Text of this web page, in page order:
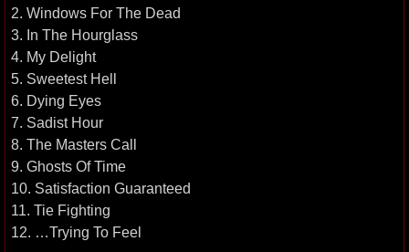
2. Windows For The Dead
3. In The Hourglass
4. My Delight
5. Sweetest Hell
6. Dying Eyes
7. Sadist Hour
8. The Masters Call
9. Ghosts Of Time
10. Satisfaction Guaranteed
11. Tie Fighting
12. …Trying To Feel